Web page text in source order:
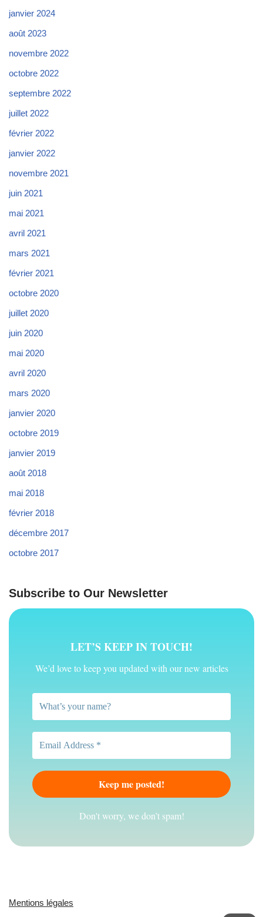
janvier 2024
août 2023
novembre 2022
octobre 2022
septembre 2022
juillet 2022
février 2022
janvier 2022
novembre 2021
juin 2021
mai 2021
avril 2021
mars 2021
février 2021
octobre 2020
juillet 2020
juin 2020
mai 2020
avril 2020
mars 2020
janvier 2020
octobre 2019
janvier 2019
août 2018
mai 2018
février 2018
décembre 2017
octobre 2017
Subscribe to Our Newsletter
LET’S KEEP IN TOUCH!
We’d love to keep you updated with our new articles
Don't worry, we don’t spam!
Mentions légales